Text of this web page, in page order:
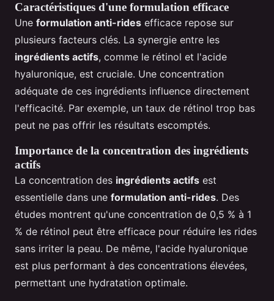
Caractéristiques d'une formulation efficace
Une formulation anti-rides efficace repose sur
plusieurs facteurs clés. La synergie entre les
ingrédients actifs, comme le rétinol et l'acide
hyaluronique, est cruciale. Une concentration
adéquate de ces ingrédients influence directement
l'efficacité. Par exemple, un taux de rétinol trop bas
peut ne pas offrir les résultats escomptés.
Importance de la concentration des ingrédients
actifs
La concentration des ingrédients actifs est
essentielle dans une formulation anti-rides. Des
études montrent qu'une concentration de 0,5 % à 1
% de rétinol peut être efficace pour réduire les rides
sans irriter la peau. De même, l'acide hyaluronique
est plus performant à des concentrations élevées,
permettant une hydratation optimale.